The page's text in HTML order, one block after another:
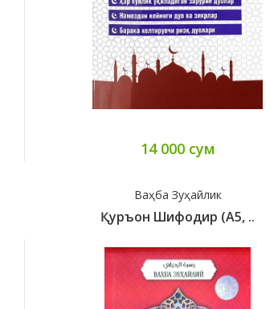
14 000 сум
Ваҳба Зуҳайлик
Қуръон Шифодир (А5, ..